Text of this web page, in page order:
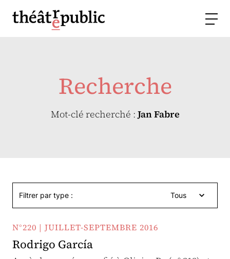
Recherche
Mot-clé recherché :Jan Fabre
Filtrer par type : Tous
N°220 | JUILLET-SEPTEMBRE 2016
Rodrigo García